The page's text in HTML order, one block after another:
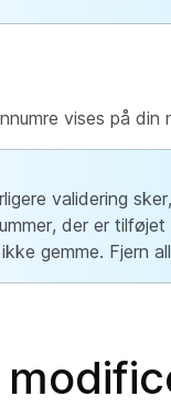
vises på din
validering
der er
gemme. Fjern